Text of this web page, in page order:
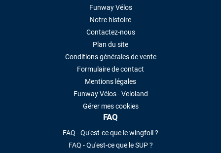
Funway Vélos
Notre histoire
Contactez-nous
Plan du site
Conditions générales de vente
Formulaire de contact
Mentions légales
Funway Vélos - Veloland
Gérer mes cookies
FAQ
FAQ - Qu'est-ce que le wingfoil ?
FAQ - Qu'est-ce que le SUP ?